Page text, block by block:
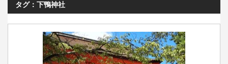
タグ：下鴨神社